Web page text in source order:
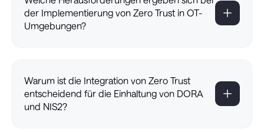
der Implementierung von Zero Trust in OT-
Umgebungen?
Warum ist die Integration von Zero Trust
entscheidend für die Einhaltung von DORA
und NIS2?